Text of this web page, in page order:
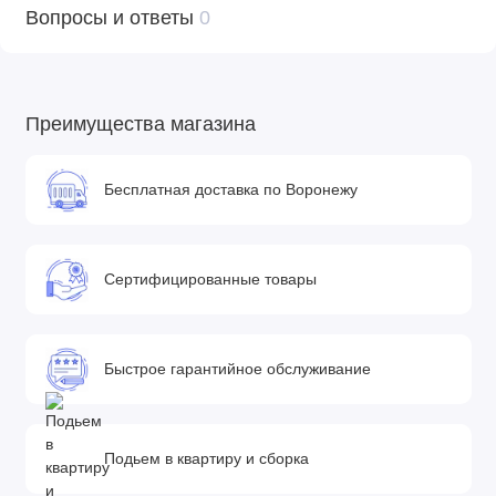
Внутренние размеры люльки: 80x34 см
Вес коляски с люлькой: 13,4 кг
Прогулочный блок
Длина спального места с подножкой: 98 см
Высота спинки: 50 см
Глубина сиденья: 24 см
Вес прогулочного блока: 5,5 кг
Вес прогулочной коляски: 14 кг
Вопросы и ответы 0
Преимущества магазина
Бесплатная доставка по Воронежу
Сертифицированные товары
Быстрое гарантийное обслуживание
Подьем в квартиру и сборка